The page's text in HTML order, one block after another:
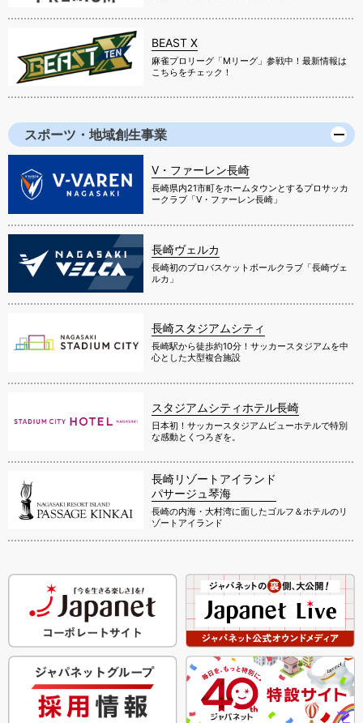
BEAST X
麻雀プロリーグ「Mリーグ」参戦中！最新情報は
こちらをチェック！
スポーツ・地域創生事業
V・ファーレン長崎
長崎県内21市町をホームタウンとするプロサッカ
ークラブ「V・ファーレン長崎」
長崎ヴェルカ
長崎初のプロバスケットボールクラブ「長崎ヴェ
ルカ」
長崎スタジアムシティ
長崎駅から徒歩約10分！サッカースタジアムを中
心とした大型複合施設
スタジアムシティホテル長崎
日本初！サッカースタジアムビューホテルで特別
な感動とくつろぎを。
長崎リゾートアイランド
パサージュ琴海
長崎の内海・大村湾に面したゴルフ＆ホテルのリ
ゾートアイランド